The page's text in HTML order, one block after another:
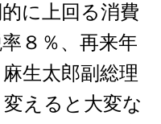
に上回る消費
８％、再来年
生太郎副総理
えると大変な